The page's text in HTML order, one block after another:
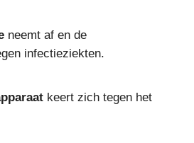
neemt af en de
infectieziekten.
keert zich tegen het